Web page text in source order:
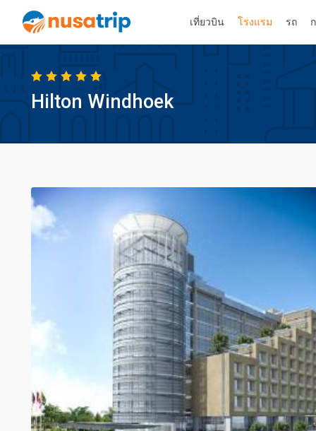
เที่ยวบิน โรงแรม รถ
Hilton Windhoek